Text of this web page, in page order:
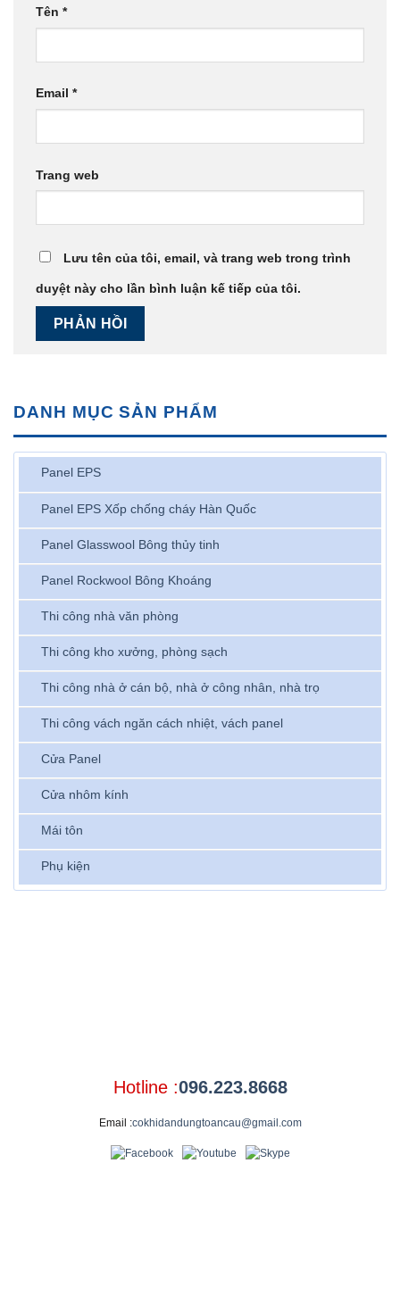
DANH MỤC SẢN PHẨM
Panel EPS
Panel EPS Xốp chống cháy Hàn Quốc
Panel Glasswool Bông thủy tinh
Panel Rockwool Bông Khoáng
Thi công nhà văn phòng
Thi công kho xưởng, phòng sạch
Thi công nhà ở cán bộ, nhà ở công nhân, nhà trọ
Thi công vách ngăn cách nhiệt, vách panel
Cửa Panel
Cửa nhôm kính
Mái tôn
Phụ kiện
Hotline :096.223.8668
Email :cokhidandungtoancau@gmail.com
Tên *
Email *
Trang web
Lưu tên của tôi, email, và trang web trong trình
duyệt này cho lần bình luận kế tiếp của tôi.